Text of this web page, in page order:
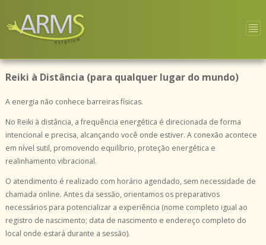
Reiki à Distância (para qualquer lugar do mundo)
A energia não conhece barreiras físicas.
No Reiki à distância, a frequência energética é direcionada de forma
intencional e precisa, alcançando você onde estiver. A conexão acontece
em nível sutil, promovendo equilíbrio, proteção energética e
realinhamento vibracional.
O atendimento é realizado com horário agendado, sem necessidade de
chamada online. Antes da sessão, orientamos os preparativos
necessários para potencializar a experiência (nome completo igual ao
registro de nascimento; data de nascimento e endereço completo do
local onde estará durante a sessão).